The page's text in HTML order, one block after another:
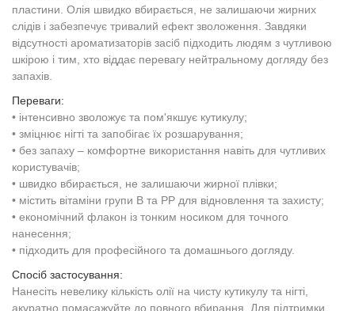
пластини. Олія швидко вбирається, не залишаючи жирних
слідів і забезпечує тривалий ефект зволоження. Завдяки
відсутності ароматизаторів засіб підходить людям з чутливою
шкірою і тим, хто віддає перевагу нейтральному догляду без
запахів.
Переваги:
• інтенсивно зволожує та пом'якшує кутикулу;
• зміцнює нігті та запобігає їх розшарування;
• без запаху – комфортне використання навіть для чутливих
користувачів;
• швидко вбирається, не залишаючи жирної плівки;
• містить вітаміни групи B та PP для відновлення та захисту;
• економічний флакон із тонким носиком для точного
нанесення;
• підходить для професійного та домашнього догляду.
Спосіб застосування:
Нанесіть невелику кількість олії на чисту кутикулу та нігті,
акуратно помасажуйте до повного вбирання. Для підтримки